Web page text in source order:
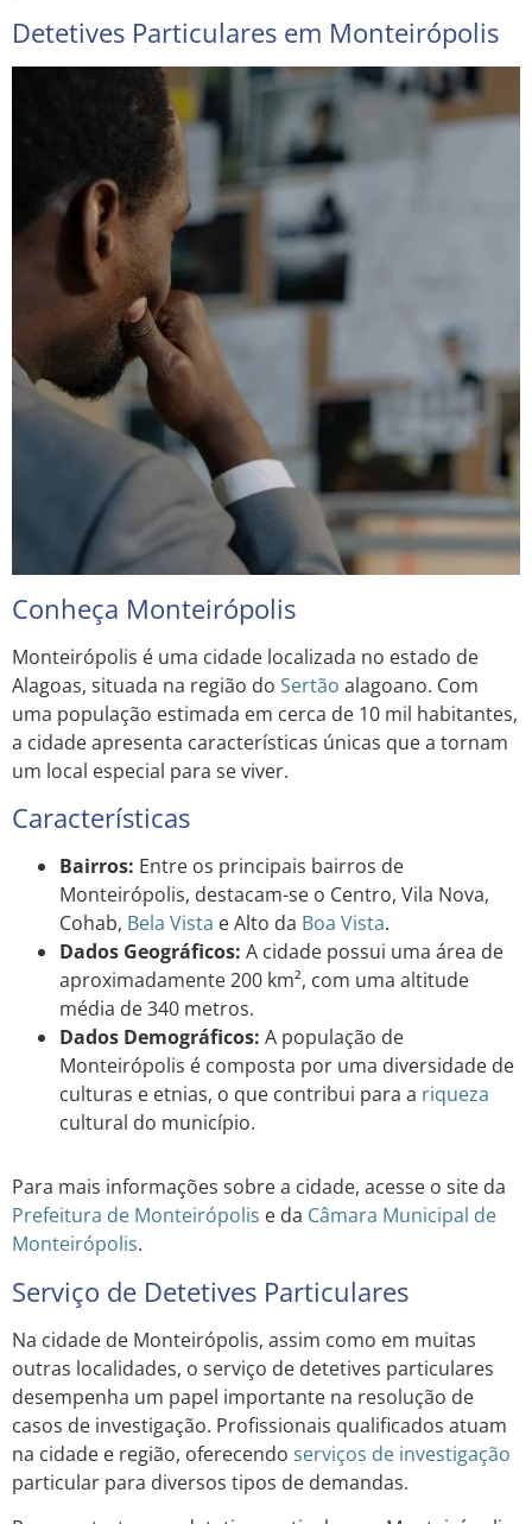
Detetives Particulares em Monteirópolis
Conheça Monteirópolis
Monteirópolis é uma cidade localizada no estado de
Alagoas, situada na região do Sertão alagoano. Com
uma população estimada em cerca de 10 mil habitantes,
a cidade apresenta características únicas que a tornam
um local especial para se viver.
Características
Bairros: Entre os principais bairros de
Monteirópolis, destacam-se o Centro, Vila Nova,
Cohab, Bela Vista e Alto da Boa Vista.
Dados Geográficos: A cidade possui uma área de
aproximadamente 200 km², com uma altitude
média de 340 metros.
Dados Demográficos: A população de
Monteirópolis é composta por uma diversidade de
culturas e etnias, o que contribui para a riqueza
cultural do município.
Para mais informações sobre a cidade, acesse o site da
Prefeitura de Monteirópolis e da Câmara Municipal de
Monteirópolis.
Serviço de Detetives Particulares
Na cidade de Monteirópolis, assim como em muitas
outras localidades, o serviço de detetives particulares
desempenha um papel importante na resolução de
casos de investigação. Profissionais qualificados atuam
na cidade e região, oferecendo serviços de investigação
particular para diversos tipos de demandas.